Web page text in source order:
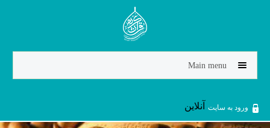
Jump to navigation
Main menu
ورود به سایت آنلاین